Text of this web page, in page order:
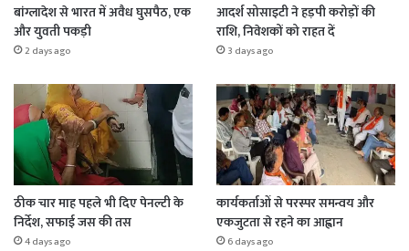
बांग्लादेश से भारत में अवैध घुसपैठ, एक
और युवती पकड़ी
2 days ago
आदर्श सोसाइटी ने हड़पी करोड़ों की
राशि, निवेशकों को राहत दें
3 days ago
ठीक चार माह पहले भी दिए पेनल्टी के
निर्देश, सफाई जस की तस
4 days ago
कार्यकर्ताओं से परस्पर समन्वय और
एकजुटता से रहने का आह्वान
6 days ago